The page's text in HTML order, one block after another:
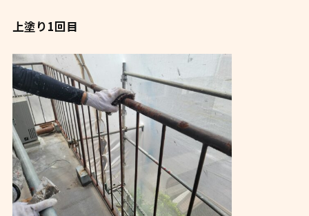
上塗り1回目